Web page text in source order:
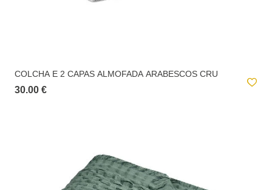
COLCHA E 2 CAPAS ALMOFADA ARABESCOS CRU
30.00 €